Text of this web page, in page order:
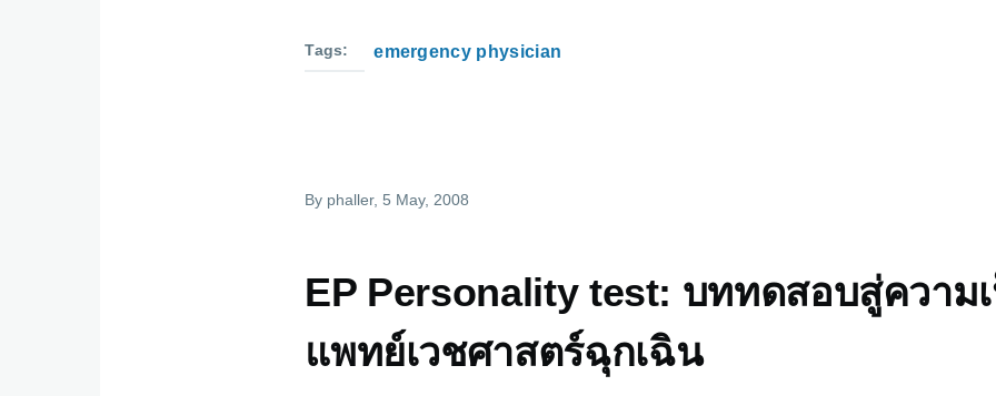
Tags emergency physician
By phaller, 5 May, 2008
EP Personality test: บททดสอบสู่ความ
แพทย์เวชศาสตร์ฉุกเฉิน